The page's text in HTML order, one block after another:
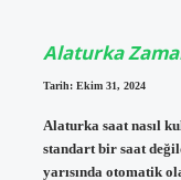
Alaturka
Tarih: Ekim 31, 2024
Alaturka saat nasıl
standart bir saat
yarısında otomatik